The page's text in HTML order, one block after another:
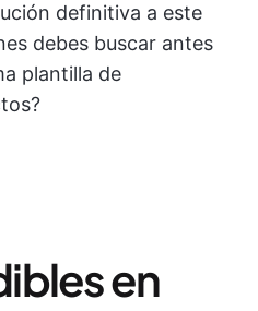
definitiva a este
debes buscar antes
plantilla de
en